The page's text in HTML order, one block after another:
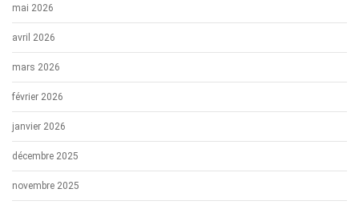
mai 2026
avril 2026
mars 2026
février 2026
janvier 2026
décembre 2025
novembre 2025